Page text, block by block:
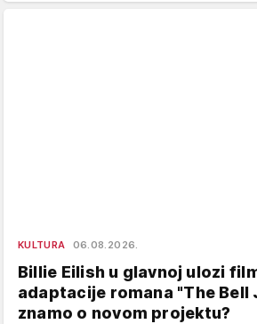
KULTURA 06.08.2026.
Billie Eilish u glavnoj ulozi
adaptacije romana "The Bell
znamo o novom projektu?